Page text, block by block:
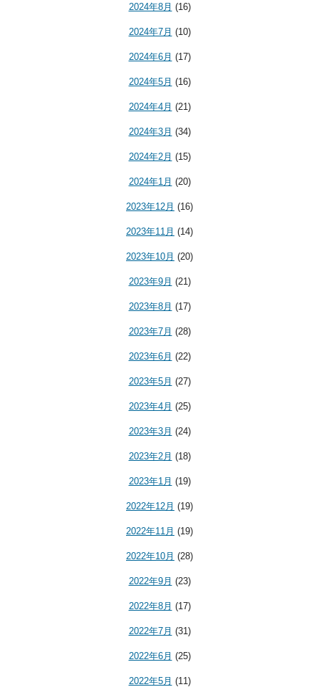
2024年8月 (16)
2024年7月 (10)
2024年6月 (17)
2024年5月 (16)
2024年4月 (21)
2024年3月 (34)
2024年2月 (15)
2024年1月 (20)
2023年12月 (16)
2023年11月 (14)
2023年10月 (20)
2023年9月 (21)
2023年8月 (17)
2023年7月 (28)
2023年6月 (22)
2023年5月 (27)
2023年4月 (25)
2023年3月 (24)
2023年2月 (18)
2023年1月 (19)
2022年12月 (19)
2022年11月 (19)
2022年10月 (28)
2022年9月 (23)
2022年8月 (17)
2022年7月 (31)
2022年6月 (25)
2022年5月 (11)